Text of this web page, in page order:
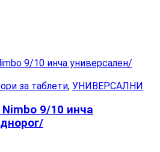
за таблети, УНИВЕРСАЛНИ
9/10 инча